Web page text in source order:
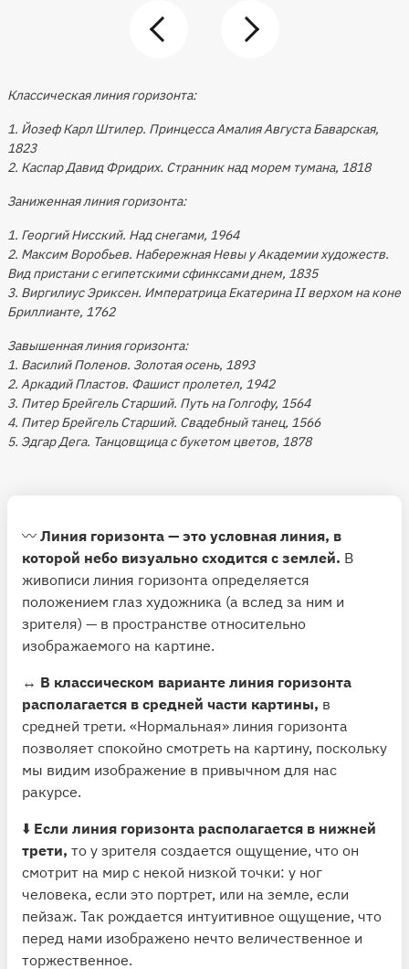
Классическая линия горизонта:
1. Йозеф Карл Штилер. Принцесса Амалия Августа Баварская,
1823
2. Каспар Давид Фридрих. Странник над морем тумана, 1818
Заниженная линия горизонта:
1. Георгий Нисский. Над снегами, 1964
2. Максим Воробьев. Набережная Невы у Академии художеств.
Вид пристани с египетскими сфинксами днем, 1835
3. Виргилиус Эриксен. Императрица Екатерина II верхом на коне
Бриллианте, 1762
Завышенная линия горизонта:
1. Василий Поленов. Золотая осень, 1893
2. Аркадий Пластов. Фашист пролетел, 1942
3. Питер Брейгель Старший. Путь на Голгофу, 1564
4. Питер Брейгель Старший. Свадебный танец, 1566
5. Эдгар Дега. Танцовщица с букетом цветов, 1878
〰️ Линия горизонта — это условная линия, в
которой небо визуально сходится с землей. В
живописи линия горизонта определяется
положением глаз художника (а вслед за ним и
зрителя) — в пространстве относительно
изображаемого на картине.
↔️ В классическом варианте линия горизонта
располагается в средней части картины, в
средней трети. «Нормальная» линия горизонта
позволяет спокойно смотреть на картину, поскольку
мы видим изображение в привычном для нас
ракурсе.
⬇️ Если линия горизонта располагается в нижней
трети, то у зрителя создается ощущение, что он
смотрит на мир с некой низкой точки: у ног
человека, если это портрет, или на земле, если
пейзаж. Так рождается интуитивное ощущение, что
перед нами изображено нечто величественное и
торжественное.